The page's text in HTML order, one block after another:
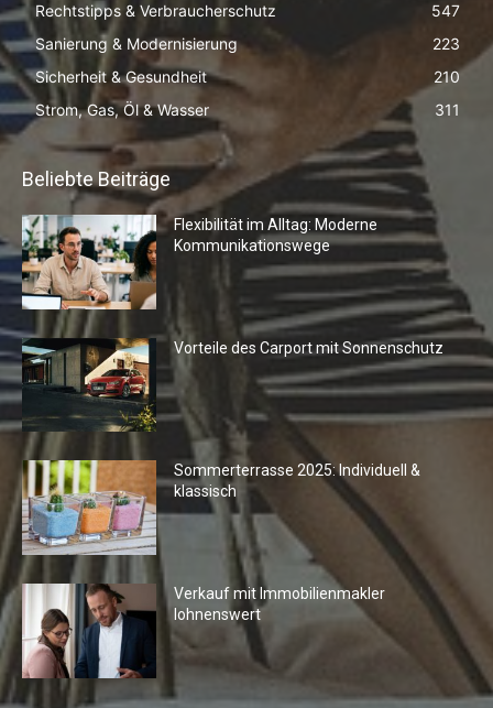
Rechtstipps & Verbraucherschutz
547
Sanierung & Modernisierung
223
Sicherheit & Gesundheit
210
Strom, Gas, Öl & Wasser
311
Beliebte Beiträge
Flexibilität im Alltag: Moderne
Kommunikationswege
Vorteile des Carport mit Sonnenschutz
Sommerterrasse 2025: Individuell &
klassisch
Verkauf mit Immobilienmakler
lohnenswert